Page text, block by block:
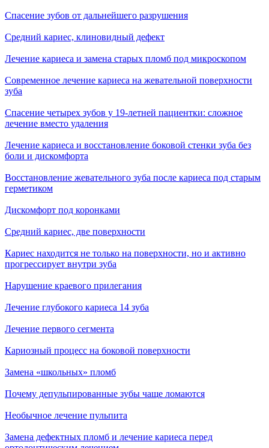
Спасение зубов от дальнейшего разрушения
Средний кариес, клиновидный дефект
Лечение кариеса и замена старых пломб под микроскопом
Современное лечение кариеса на жевательной поверхности
зуба
Спасение четырех зубов у 19-летней пациентки: сложное
лечение вместо удаления
Лечение кариеса и восстановление боковой стенки зуба без
боли и дискомфорта
Восстановление жевательного зуба после кариеса под старым
герметиком
Дискомфорт под коронками
Средний кариес, две поверхности
Кариес находится не только на поверхности, но и активно
прогрессирует внутри зуба
Нарушение краевого прилегания
Лечение глубокого кариеса 14 зуба
Лечение первого сегмента
Кариозный процесс на боковой поверхности
Замена «школьных» пломб
Почему депульпированные зубы чаще ломаются
Необычное лечение пульпита
Замена дефектных пломб и лечение кариеса перед